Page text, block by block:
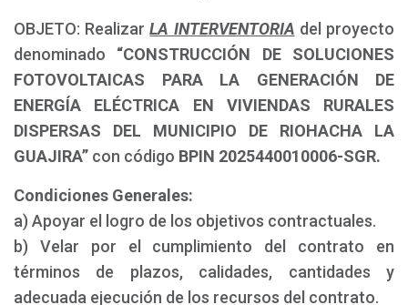
OBJETO: RealizarLA INTERVENTORIA del proyecto
denominado “CONSTRUCCIÓN DE SOLUCIONES
FOTOVOLTAICAS PARA LA GENERACIÓN DE
ENERGÍA ELÉCTRICA EN VIVIENDAS RURALES
DISPERSAS DEL MUNICIPIO DE RIOHACHA LA
GUAJIRA” con código BPIN 2025440010006-SGR.
Condiciones Generales:
a) Apoyar el logro de los objetivos contractuales.
b) Velar por el cumplimiento del contrato en
términos de plazos, calidades, cantidades y
adecuada ejecución de los recursos del contrato.